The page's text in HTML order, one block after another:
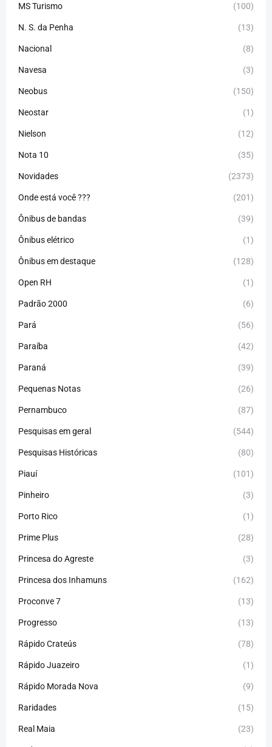
MS Turismo (100)
N. S. da Penha (13)
Nacional (8)
Navesa (3)
Neobus (150)
Neostar (1)
Nielson (12)
Nota 10 (35)
Novidades (2373)
Onde está você ??? (201)
Ônibus de bandas (39)
Ônibus elétrico (1)
Ônibus em destaque (128)
Open RH (1)
Padrão 2000 (6)
Pará (56)
Paraíba (42)
Paraná (39)
Pequenas Notas (26)
Pernambuco (87)
Pesquisas em geral (544)
Pesquisas Históricas (80)
Piauí (101)
Pinheiro (3)
Porto Rico (1)
Prime Plus (28)
Princesa do Agreste (3)
Princesa dos Inhamuns (162)
Proconve 7 (13)
Progresso (13)
Rápido Crateús (78)
Rápido Juazeiro (1)
Rápido Morada Nova (9)
Raridades (15)
Real Maia (23)